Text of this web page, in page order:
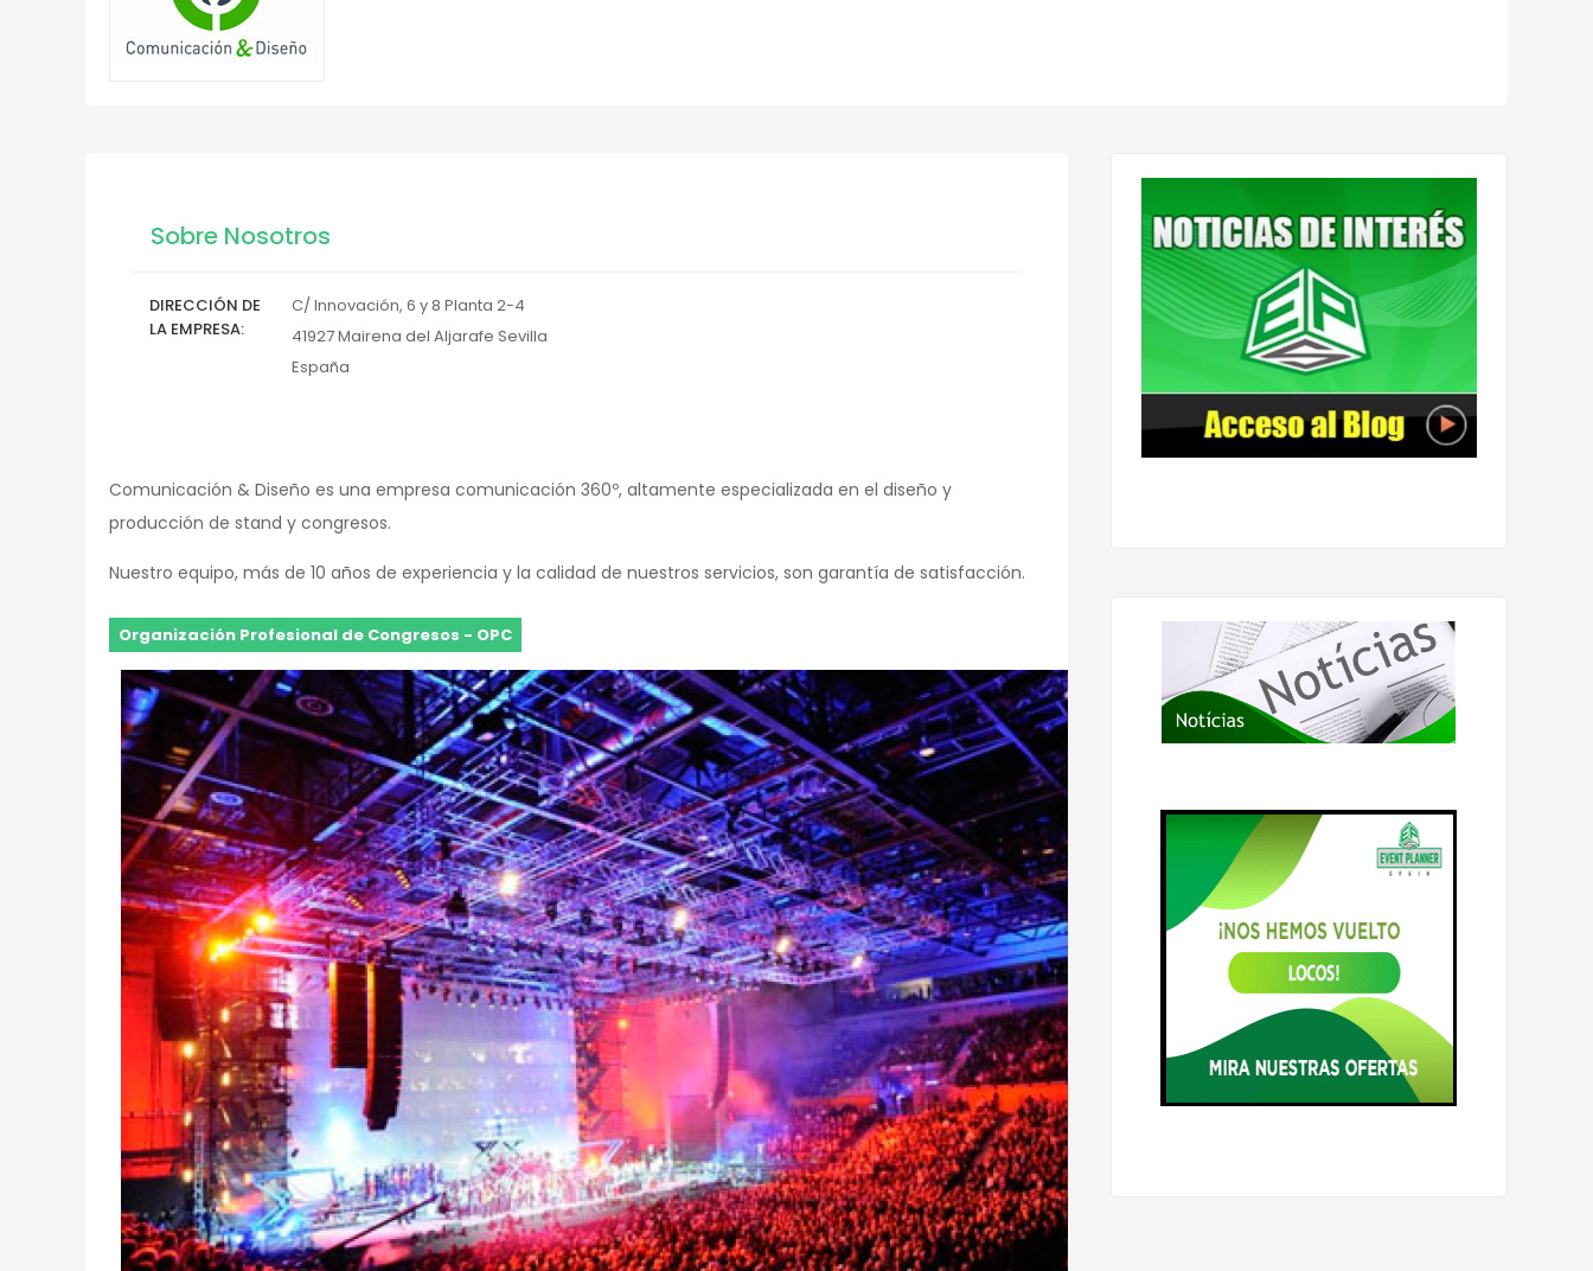
Sobre Nosotros
DIRECCIÓN DE
LA EMPRESA
C/ Innovación, 6 y 8 Planta 2-4
41927Mairena del Aljarafe Sevilla
España
Comunicación & Diseño es una empresa comunicación 360º, altamente especializada en el diseño y
producción de stand y congresos.
Nuestro equipo, más de 10 años de experiencia y la calidad de nuestros servicios, son garantía de satisfacción.
Organización Profesional de Congresos - OPC